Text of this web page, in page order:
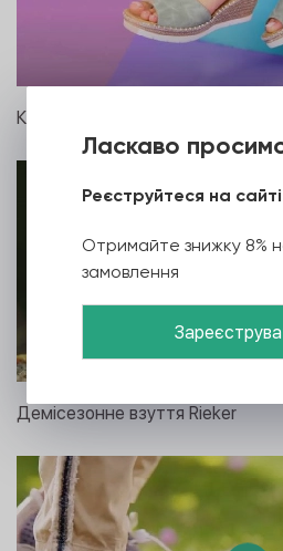
Кольорове літо від Rieker
Демісезонне взуття Rieker
Ласкаво
Реєструйтеся на сайті
Отримайте знижку 8%
замовлення